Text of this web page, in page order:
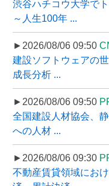
渋谷ハチコウ大学で
～人生100年 ...
►2026/08/06 09:50
建設ソフトウェアの
成長分析 ...
►2026/08/06 09:50
全国建設人材協会、
への人材 ...
►2026/08/06 09:30
不動産賃貸領域にお